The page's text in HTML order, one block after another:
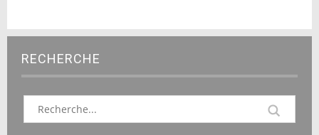
RECHERCHE